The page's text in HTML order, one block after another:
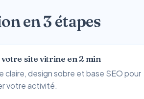
en 3 étapes
votre site vitrine en 2 min
claire, design sobre et base SEO pour
votre activité.